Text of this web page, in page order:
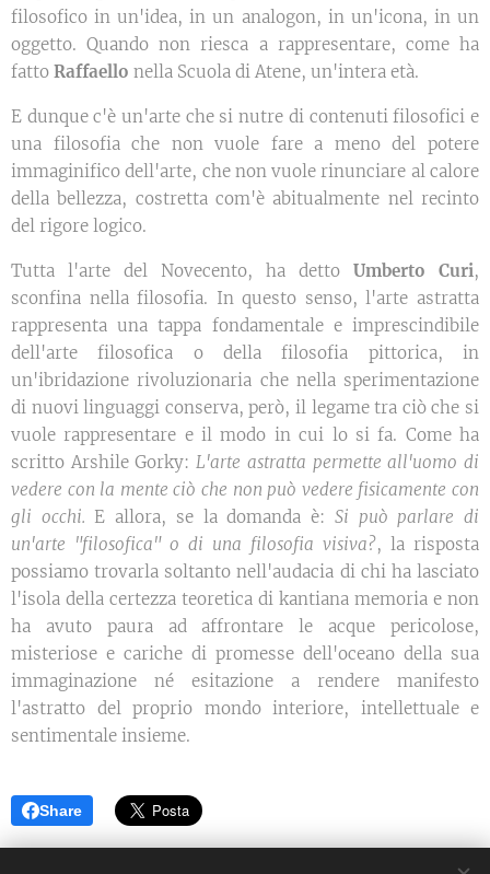
filosofico in un'idea, in un analogon, in un'icona, in un
oggetto. Quando non riesca a rappresentare, come ha
fatto Raffaello nella Scuola di Atene, un'intera età.
E dunque c'è un'arte che si nutre di contenuti filosofici e
una filosofia che non vuole fare a meno del potere
immaginifico dell'arte, che non vuole rinunciare al calore
della bellezza, costretta com'è abitualmente nel recinto
del rigore logico.
Tutta l'arte del Novecento, ha detto Umberto Curi,
sconfina nella filosofia. In questo senso, l'arte astratta
rappresenta una tappa fondamentale e imprescindibile
dell'arte filosofica o della filosofia pittorica, in
un'ibridazione rivoluzionaria che nella sperimentazione
di nuovi linguaggi conserva, però, il legame tra ciò che si
vuole rappresentare e il modo in cui lo si fa. Come ha
scritto Arshile Gorky:L'arte astratta permette all'uomo di
vedere con la mente ciò che non può vedere fisicamente con
gli occhi. E allora, se la domanda è: Si può parlare di
un'arte "filosofica" o di una filosofia visiva?, la risposta
possiamo trovarla soltanto nell'audacia di chi ha lasciato
l'isola della certezza teoretica di kantiana memoria e non
ha avuto paura ad affrontare le acque pericolose,
misteriose e cariche di promesse dell'oceano della sua
immaginazione né esitazione a rendere manifesto
l'astratto del proprio mondo interiore, intellettuale e
sentimentale insieme.
Share